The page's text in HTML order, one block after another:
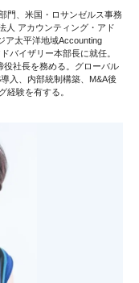
門、米国・ロサンゼルス事務
人 アカウンティング・アド
ア太平洋地域Accounting
バイザリー本部長に就任。
役社長を務める。グローバル
入、内部統制構築、M&A後
経験を有する。